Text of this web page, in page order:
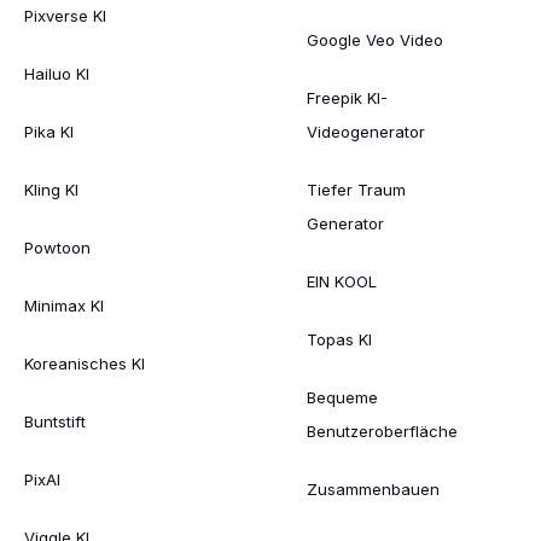
Pixverse KI
Hailuo KI
Pika KI
Kling KI
Powtoon
Minimax KI
Koreanisches KI
Buntstift
PixAI
Google Veo Video
Freepik KI-
Videogenerator
Tiefer Traum
Generator
EIN KOOL
Topas KI
Bequeme
Benutzeroberfläche
Zusammenbauen